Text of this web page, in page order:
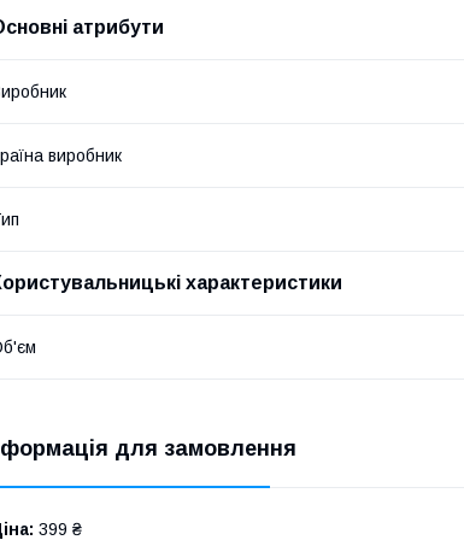
атрибути
виробник
характеристики
для замовлення
399 ₴